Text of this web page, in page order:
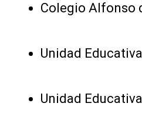
Colegio Alfonso
Unidad
Unidad